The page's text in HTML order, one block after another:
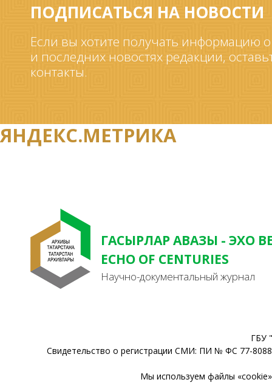
ПОДПИСАТЬСЯ НА НОВОСТИ
Если вы хотите получать информацию
и последних новостях редакции,
контакты.
ЯНДЕКС.МЕТРИКА
ГАСЫРЛАР АВАЗЫ - ЭХО
ECHO OF CENTURIES
Научно-документальный журнал
ГБУ
Свидетельство о регистрации СМИ: ПИ № ФС 77-
Мы используем файлы «cookie»